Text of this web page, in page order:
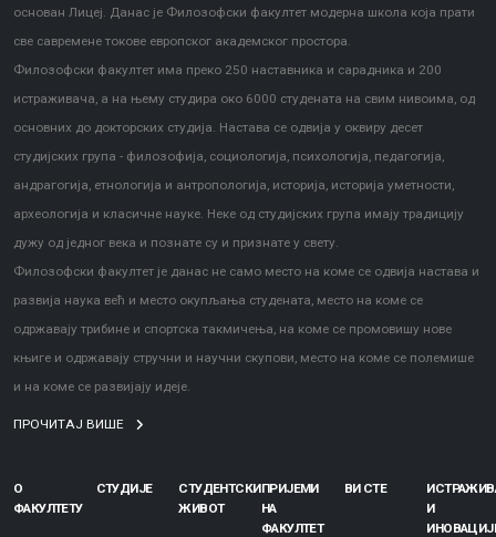
основан Лицеј. Данас је Филозофски факултет модерна школа која прати
све савремене токове европског академског простора.
Филозофски факултет има преко 250 наставника и сарадника и 200
истраживача, а на њему студира око 6000 студената на свим нивоима, од
основних до докторских студија. Настава се одвија у оквиру десет
студијских група - филозофија, социологија, психологија, педагогија,
андрагогија, етнологија и антропологија, историја, историја уметности,
археологија и класичне науке. Неке од студијских група имају традицију
дужу од једног века и познате су и признате у свету.
Филозофски факултет је данас не само место на коме се одвија настава и
развија наука већ и место окупљања студената, место на коме се
одржавају трибине и спортска такмичења, на коме се промовишу нове
књиге и одржавају стручни и научни скупови, место на коме се полемише
и на коме се развијају идеје.
ПРОЧИТАЈ ВИШЕ
О
ФАКУЛТЕТУ
СТУДИЈЕ
СТУДЕНТСКИ
ЖИВОТ
ПРИЈЕМИ
НА
ФАКУЛТЕТ
ВИ СТЕ
И